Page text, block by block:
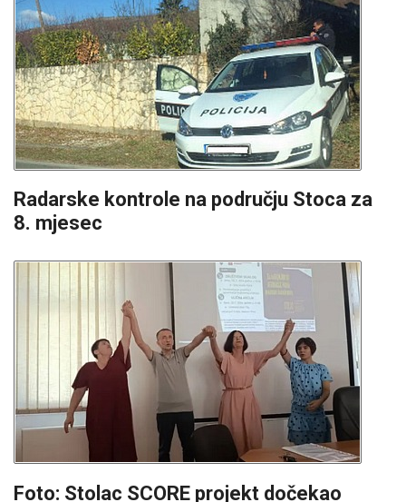
Radarske kontrole na području Stoca za
8. mjesec
Foto: Stolac SCORE projekt dočekao